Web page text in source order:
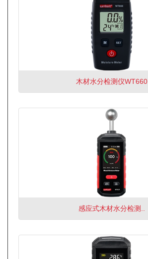
木材水分检测仪WT660
感应式木材水分检测..